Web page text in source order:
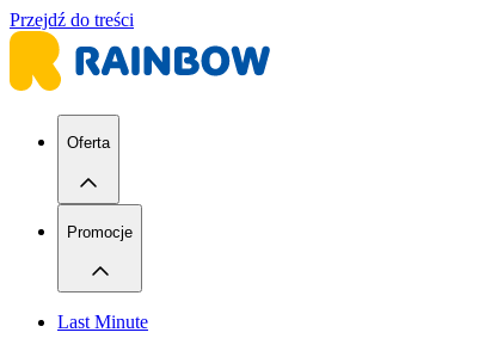
Przejdź do treści
Oferta
Promocje
Last Minute